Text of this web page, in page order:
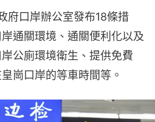
府口岸辦公室發布18條措
通關環境、通關便利化以及
公廁環境衛生、提供免費
崗口岸的等車時間等。